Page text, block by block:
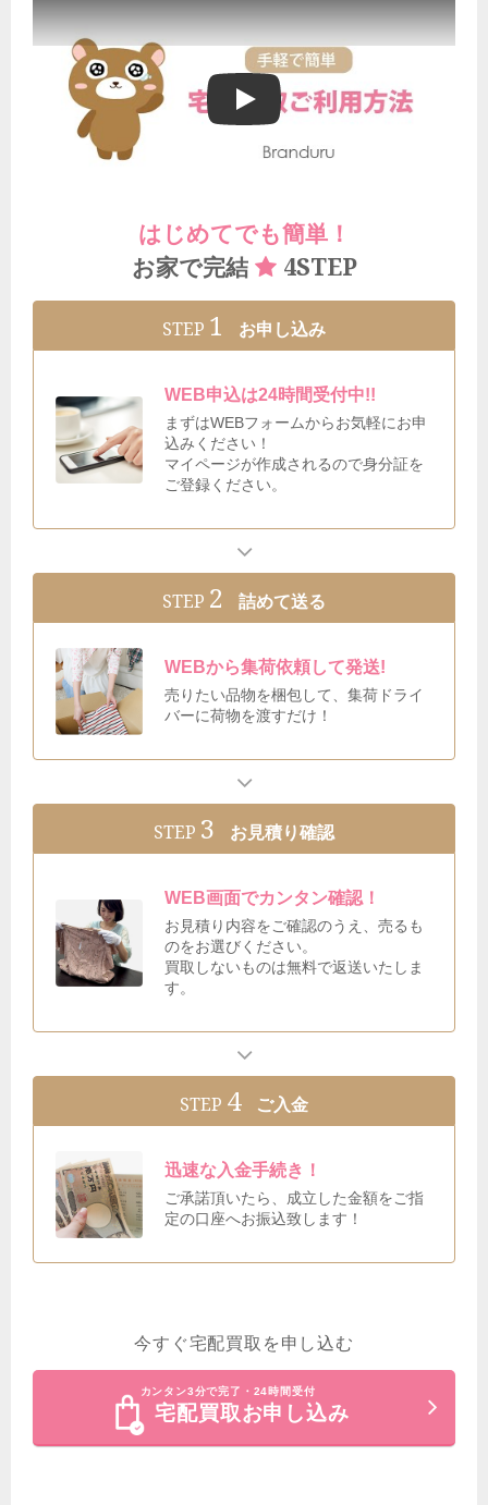
ブランドゥールの宅配買取ご利用方法
はじめてでも簡単！
お家で完結
4STEP
STEP 1 お申し込み
WEB申込は24時間受付中!!
まずはWEBフォームからお気軽にお申
込みください！
マイページが作成されるので身分証を
ご登録ください。
STEP 2 詰めて送る
WEBから集荷依頼して発送!
売りたい品物を梱包して、集荷ドライ
バーに荷物を渡すだけ！
STEP 3 お見積り確認
WEB画面でカンタン確認！
お見積り内容をご確認のうえ、売るも
のをお選びください。
買取しないものは無料で返送いたしま
す。
STEP 4 ご入金
迅速な入金手続き！
ご承諾頂いたら、成立した金額をご指
定の口座へお振込致します！
今すぐ宅配買取を申し込む
カンタン3分で完了・24時間受付
宅配買取お申し込み